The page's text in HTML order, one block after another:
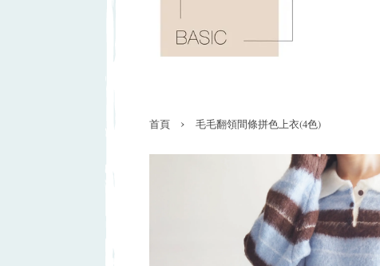
首頁 › 毛毛翻領間條拼色上衣(4色)